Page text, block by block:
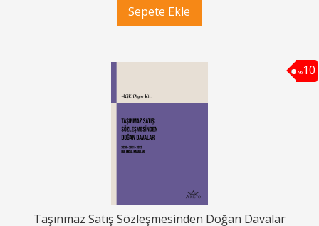
Sepete Ekle
%10
Taşınmaz Satış Sözleşmesinden Doğan Davalar